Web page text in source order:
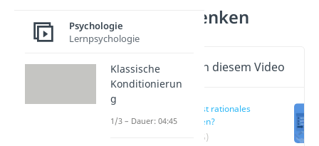
Rationales Denken
Wichtige Inhalte in diesem Video
Was ist rationales
Denken?
(00:15)
Psychologie
Lernpsychologie
Klassische
Konditionierun
g
1/3 – Dauer: 04:45